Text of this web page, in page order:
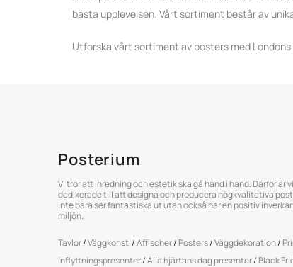
bästa upplevelsen. Vårt sortiment består av
Utforska vårt sortiment av posters med
Posterium
Vi tror att inredning och estetik ska gå hand i hand. Därför är vi
dedikerade till att designa och producera högkvalitativa
inte bara ser fantastiska ut utan också har en positiv
miljön.
Tavlor/Väggkonst /Affischer/ Posters/Väggdekoration/
Inflyttningspresenter/Alla hjärtans dag presenter/ Black